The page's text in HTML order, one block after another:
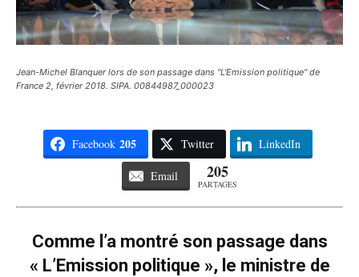
Jean-Michel Blanquer lors de son passage dans "L'Emission politique" de
France 2, février 2018. SIPA. 00844987_000023
Facebook 205 Twitter LinkedIn
Email 205
PARTAGES
Comme l’a montré son passage dans
« L’Emission politique », le ministre de